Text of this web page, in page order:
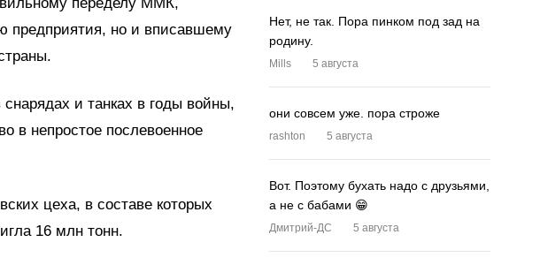
предприятия, но и вписавшему
и танках в годы войны,
в непростое послевоенное
цеха, в составе которых
16 млн тонн.
Нет, не так. Пора пинком под зад на
родину.
Mills 5 августа
они совсем уже. пора строже
rashton 5 августа
Вот. Поэтому бухать надо с друзьями,
а не с бабами 😁
Дмитрий-ДС 5 августа